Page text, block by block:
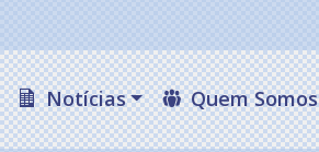
Notícias Quem Somos